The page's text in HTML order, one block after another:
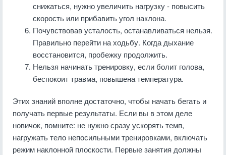
снижаться, нужно увеличить нагрузку - повысить
скорость или прибавить угол наклона.
Почувствовав усталость, останавливаться нельзя.
Правильно перейти на ходьбу. Когда дыхание
восстановится, пробежку продолжить.
Нельзя начинать тренировку, если болит голова,
беспокоит травма, повышена температура.
Этих знаний вполне достаточно, чтобы начать бегать и
получать первые результаты. Если вы в этом деле
новичок, помните: не нужно сразу ускорять темп,
нагружать тело непосильными тренировками, включать
режим наклонной плоскости. Первые занятия должны